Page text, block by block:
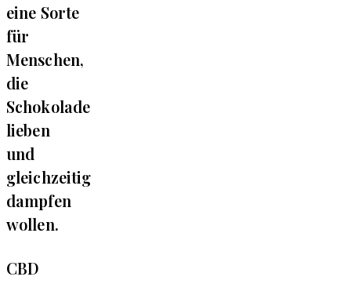
eine Sorte
für
Menschen,
die
Schokolade
lieben
und
gleichzeitig
dampfen
wollen.
CBD